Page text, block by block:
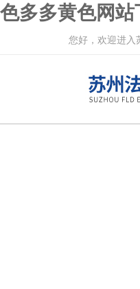
色多多黄色网
您好，欢迎